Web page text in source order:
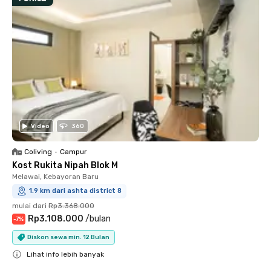
Video 360
Coliving • Campur
Kost Rukita Nipah Blok M
Melawai, Kebayoran Baru
1.9 km dari ashta district 8
mulai dari Rp3.368.000
-7% Rp3.108.000 /bulan
Diskon sewa min. 12 Bulan
Lihat info lebih banyak